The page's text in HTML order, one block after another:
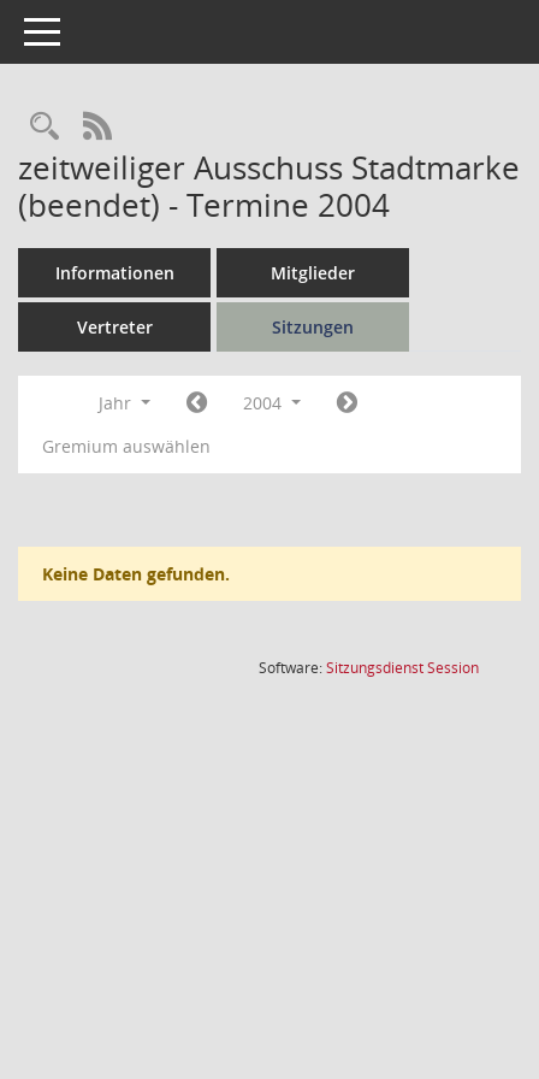
Toggle navigation
Rechercheauswahl
RSS-Feed
zeitweiliger Ausschuss Stadtmarke
(beendet) - Termine 2004
Informationen Mitglieder
Vertreter Sitzungen
Jahr
2004
Gremium auswählen
Keine Daten gefunden.
Software:SitzungsdienstSession(Wird in